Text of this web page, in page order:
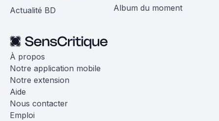
Actualité BD
Album du moment
À propos
Notre application mobile
Notre extension
Aide
Nous contacter
Emploi